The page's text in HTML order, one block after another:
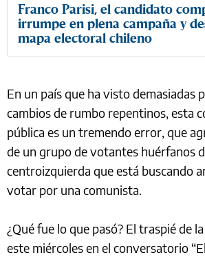
Franco Parisi, el candidato
irrumpe en plena campaña y
mapa electoral chileno
En un país que ha visto demasiadas
cambios de rumbo repentinos, esta
pública es un tremendo error, que
de un grupo de votantes huérfanos
centroizquierda que está buscando
votar por una comunista.
¿Qué fue lo que pasó? El traspié de
este miércoles en el conversatorio